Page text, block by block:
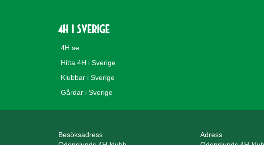
4H i Sverige
4H.se
Hitta 4H i Sverige
Klubbar i Sverige
Gårdar i Sverige
Besöksadress
Adress